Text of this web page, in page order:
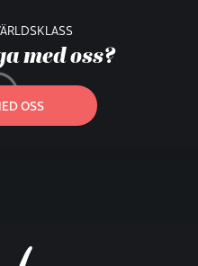
med oss?
OSS